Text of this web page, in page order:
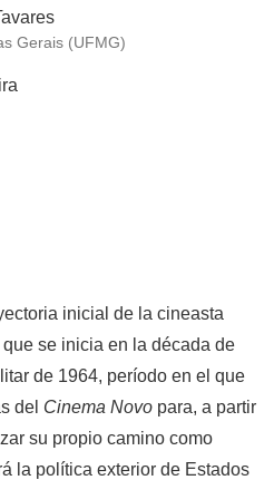
Gerais (UFMG)
inicial de la cineasta
se inicia en la década de
de 1964, período en el que
del Cinema Novo para, a partir
su propio camino como
la política exterior de Estados